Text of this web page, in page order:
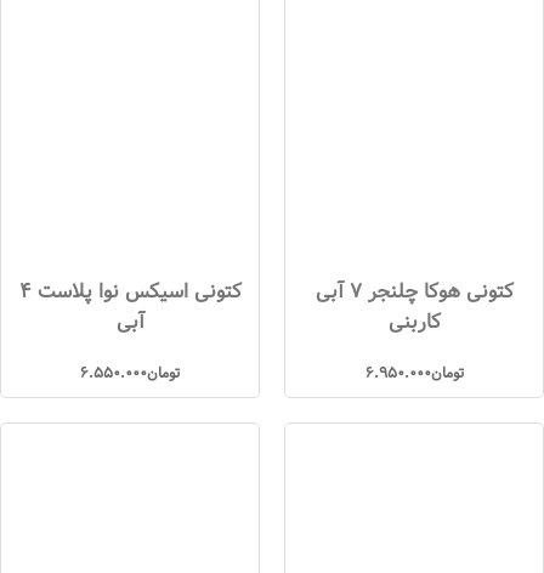
کتونی هوکا چلنجر 7 آبی
کاربنی
تومان6.950.000
کتونی اسیکس نوا پلاست 4
آبی
تومان6.550.000